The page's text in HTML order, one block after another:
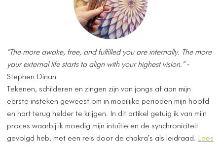
"The more awake, free, and fulfilled you are internally. The more
your external life starts to align with your highest vision." -
Stephen Dinan
Tekenen, schilderen en zingen zijn van jongs af aan mijn
eerste insteken geweest om in moeilijke perioden mijn hoofd
en hart terug helder te krijgen. In dit artikel getuig ik van mijn
proces waarbij ik moedig mijn intuïtie en de synchroniciteit
gevolgd heb, met een reis door de chakra's als leidraad. Lees